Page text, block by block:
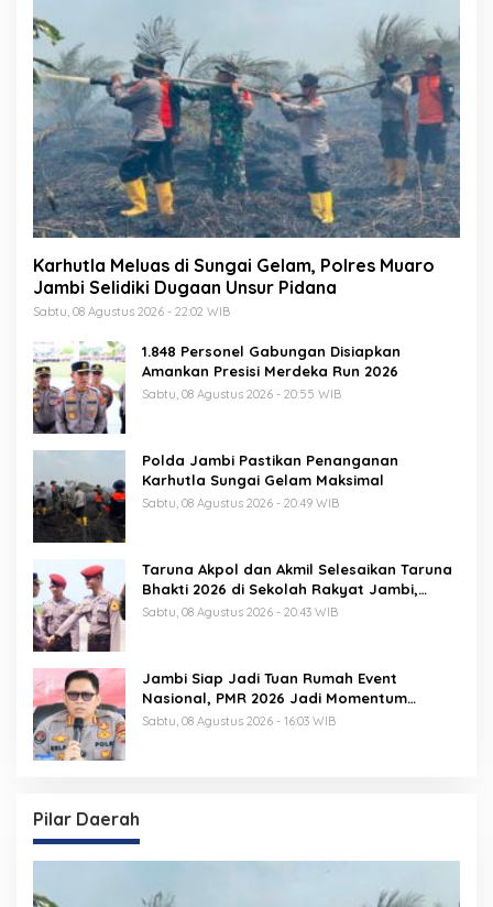
Karhutla Meluas di Sungai Gelam, Polres Muaro
Jambi Selidiki Dugaan Unsur Pidana
Sabtu, 08 Agustus 2026 - 22:02 WIB
1.848 Personel Gabungan Disiapkan
Amankan Presisi Merdeka Run 2026
Sabtu, 08 Agustus 2026 - 20:55 WIB
Polda Jambi Pastikan Penanganan
Karhutla Sungai Gelam Maksimal
Sabtu, 08 Agustus 2026 - 20:49 WIB
Taruna Akpol dan Akmil Selesaikan Taruna
Bhakti 2026 di Sekolah Rakyat Jambi,
Kegiatan Berlangsung Aman dan Lancar
Sabtu, 08 Agustus 2026 - 20:43 WIB
Jambi Siap Jadi Tuan Rumah Event
Nasional, PMR 2026 Jadi Momentum
Pembuktian
Sabtu, 08 Agustus 2026 - 16:03 WIB
Pilar Daerah